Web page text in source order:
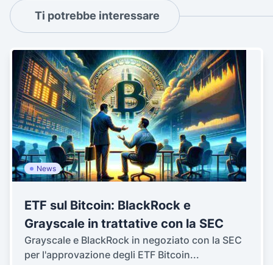
Ti potrebbe interessare
News
ETF sul Bitcoin: BlackRock e
Grayscale in trattative con la SEC
Grayscale e BlackRock in negoziato con la SEC
per l'approvazione degli ETF Bitcoin...